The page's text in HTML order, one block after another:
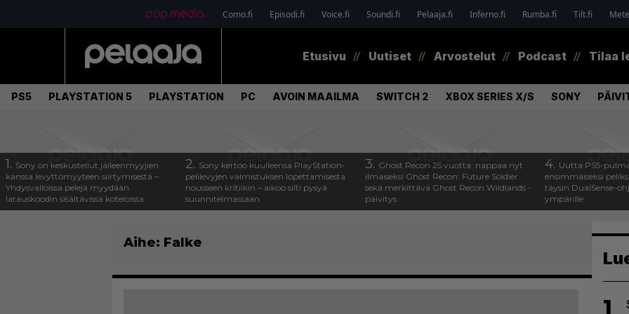
Como.fi Episodi.fi Voice.fi Soundi.fi Pelaaja.fi Inferno.fi Rumba.fi Tilt.fi
Etusivu Uutiset Arvostelut Podcast Tilaa
PS5 PLAYSTATION 5 PLAYSTATION PC AVOIN MAAILMA SWITCH 2 XBOX SERIES X/S SONY
1. Sony on keskustellut jälleenmyyjien
kanssa levyttömyyteen siirtymisestä –
Yhdysvalloissa pelejä myydään
latauskoodin sisältävissä koteloissa
2. Sony kertoo kuulleensa PlayStation-
pelilevyjen valmistuksen lopettamisesta
nousseen kritiikin – aikoo silti pysyä
suunnitelmassaan
3. Ghost Recon 25 vuotta: nappaa nyt
ilmaiseksi Ghost Recon: Future Soldier
sekä merkittävä Ghost Recon Wildlands -
päivitys
4. Uutta PS5-
ensimmäiseksi
täysin DualSense-
ympärille
Aihe: Falke
1